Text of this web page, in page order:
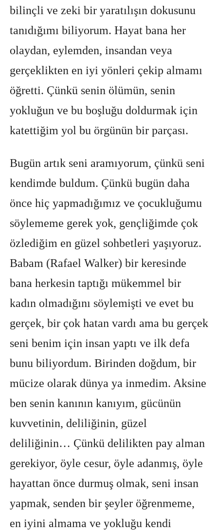
bilinçli ve zeki bir yaratılışın dokusunu
tanıdığımı biliyorum. Hayat bana her
olaydan, eylemden, insandan veya
gerçeklikten en iyi yönleri çekip almamı
öğretti. Çünkü senin ölümün, senin
yokluğun ve bu boşluğu doldurmak için
katettiğim yol bu örgünün bir parçası.
Bugün artık seni aramıyorum, çünkü seni
kendimde buldum. Çünkü bugün daha
önce hiç yapmadığımız ve çocukluğumu
söylememe gerek yok, gençliğimde çok
özlediğim en güzel sohbetleri yaşıyoruz.
Babam (Rafael Walker) bir keresinde
bana herkesin taptığı mükemmel bir
kadın olmadığını söylemişti ve evet bu
gerçek, bir çok hatan vardı ama bu gerçek
seni benim için insan yaptı ve ilk defa
bunu biliyordum. Birinden doğdum, bir
mücize olarak dünya ya inmedim. Aksine
ben senin kanının kanıyım, gücünün
kuvvetinin, deliliğinin, güzel
deliliğinin… Çünkü delilikten pay alman
gerekiyor, öyle cesur, öyle adanmış, öyle
hayattan önce durmuş olmak, seni insan
yapmak, senden bir şeyler öğrenmeme,
en iyini almama ve yokluğu kendi